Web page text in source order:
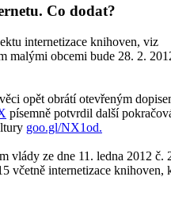
Co dodat?
internetizace knihoven, viz
malými obcemi bude 28. 2.
opět obrátí otevřeným
písemně potvrdil další
goo.gl/NX1od.
vlády ze dne 11. ledna 2012 č.
včetně internetizace knihoven,